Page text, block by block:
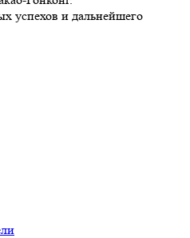
успехов и дальнейшего